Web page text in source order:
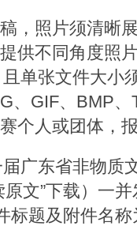
，照片须清晰
供不同角度照
单张文件大小
、GIF、BMP
个人或团体，
广东省非物质
文”下载）一
标题及附件名